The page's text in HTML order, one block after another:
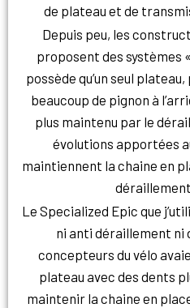
de plateau et de
Depuis peu, les
proposent des systèmes
possède qu’un seul
beaucoup de pignon à
plus maintenu par le
évolutions apportées
maintiennent la chaine en
déraillement
Le Specialized Epic que
ni anti déraillement ni
concepteurs du vélo
plateau avec des dents
maintenir la chaine en